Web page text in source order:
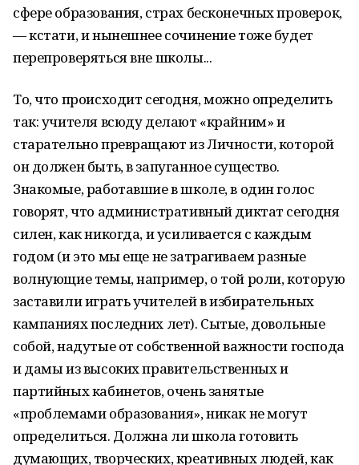
сфере образования, страх бесконечных проверок,
— кстати, и нынешнее сочинение тоже будет
перепроверяться вне школы...
То, что происходит сегодня, можно определить
так: учителя всюду делают «крайним» и
старательно превращают из Личности, которой
он должен быть, в запуганное существо.
Знакомые, работавшие в школе, в один голос
говорят, что административный диктат сегодня
силен, как никогда, и усиливается с каждым
годом (и это мы еще не затрагиваем разные
волнующие темы, например, о той роли, которую
заставили играть учителей в избирательных
кампаниях последних лет). Сытые, довольные
собой, надутые от собственной важности господа
и дамы из высоких правительственных и
партийных кабинетов, очень занятые
«проблемами образования», никак не могут
определиться. Должна ли школа готовить
думающих, творческих, креативных людей, как